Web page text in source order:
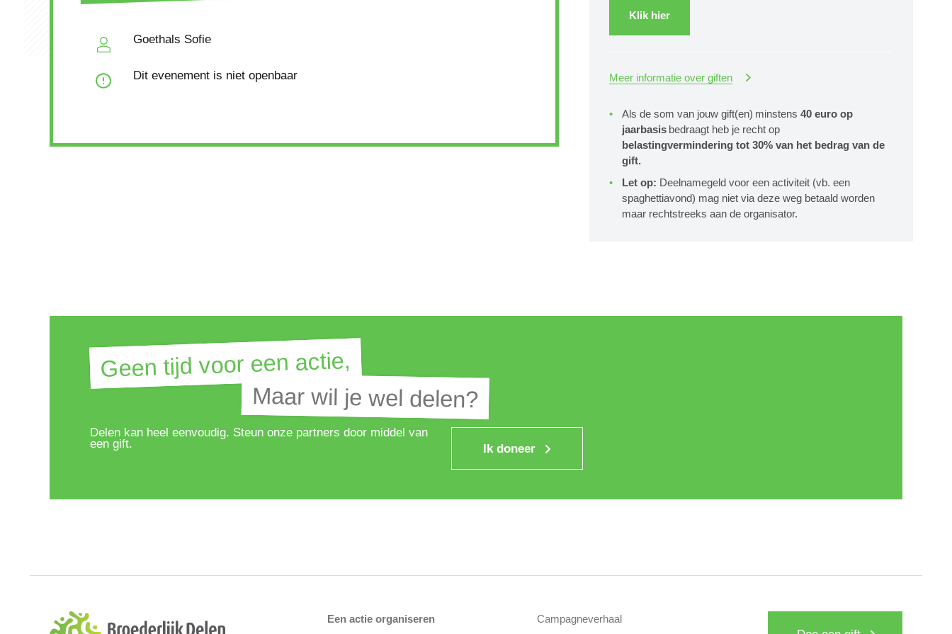
Goethals Sofie
Dit evenement is niet openbaar
Klik hier
Meer informatie over giften
Als de som van jouw gift(en) minstens40 euro op
jaarbasis bedraagt heb je recht op
belastingvermindering tot 30% van het bedrag van de
gift.
Let op: Deelnamegeld voor een activiteit (vb. een
spaghettiavond) mag niet via deze weg betaald worden
maar rechtstreeks aan de organisator.
Geen tijd voor een actie,
Geen tijd voor een actie,
Maar wil je wel delen?
Maar wil je wel delen?
Delen kan heel eenvoudig. Steun onze partners door middel van
een gift.
Ik doneer
Een actie organiseren Campagneverhaal